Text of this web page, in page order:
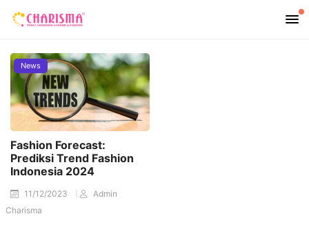
News
Fashion Forecast:
Prediksi Trend Fashion
Indonesia 2024
11/12/2023
Admin
Charisma